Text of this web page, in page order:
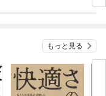
もっと見る